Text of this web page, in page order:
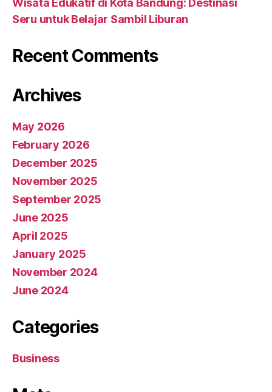
Seru untuk Belajar Sambil Liburan
Recent Comments
Archives
May 2026
February 2026
December 2025
November 2025
September 2025
June 2025
April 2025
January 2025
November 2024
June 2024
Categories
Business